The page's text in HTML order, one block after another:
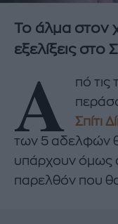
Το άλμα στον
εξελίξεις στο
Α
πό τις
Σπίτι
των 5 αδελφών
υπάρχουν όμως
παρελθόν που